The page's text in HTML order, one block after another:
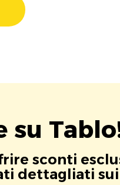
su
sconti
dettagliati